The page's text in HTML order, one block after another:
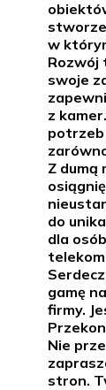
w
Rozwój
swoje
z
potrzeb
Z dumą
do
dla
gamę
firmy.
Nie
stron.